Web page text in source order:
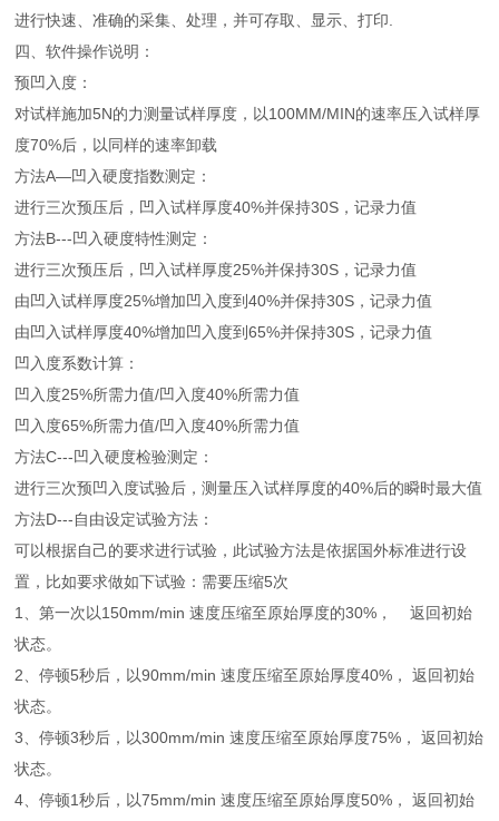
进行快速、准确的采集、处理，并可存取、显示、打印.
四、软件操作说明：
预凹入度：
对试样施加5N的力测量试样厚度，以100MM/MIN的速率压入试样厚
度70%后，以同样的速率卸载
方法A—凹入硬度指数测定：
进行三次预压后，凹入试样厚度40%并保持30S，记录力值
方法B---凹入硬度特性测定：
进行三次预压后，凹入试样厚度25%并保持30S，记录力值
由凹入试样厚度25%增加凹入度到40%并保持30S，记录力值
由凹入试样厚度40%增加凹入度到65%并保持30S，记录力值
凹入度系数计算：
凹入度25%所需力值/凹入度40%所需力值
凹入度65%所需力值/凹入度40%所需力值
方法C---凹入硬度检验测定：
进行三次预凹入度试验后，测量压入试样厚度的40%后的瞬时最大值
方法D---自由设定试验方法：
可以根据自己的要求进行试验，此试验方法是依据国外标准进行设
置，比如要求做如下试验：需要压缩5次
1、第一次以150mm/min 速度压缩至原始厚度的30%， 返回初始
状态。
2、停顿5秒后，以90mm/min 速度压缩至原始厚度40%， 返回初始
状态。
3、停顿3秒后，以300mm/min 速度压缩至原始厚度75%， 返回初始
状态。
4、停顿1秒后，以75mm/min 速度压缩至原始厚度50%， 返回初始